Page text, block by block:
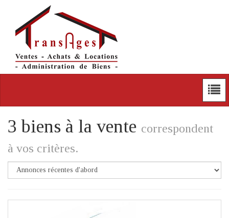
3 biens à la vente correspondent
à vos critères.